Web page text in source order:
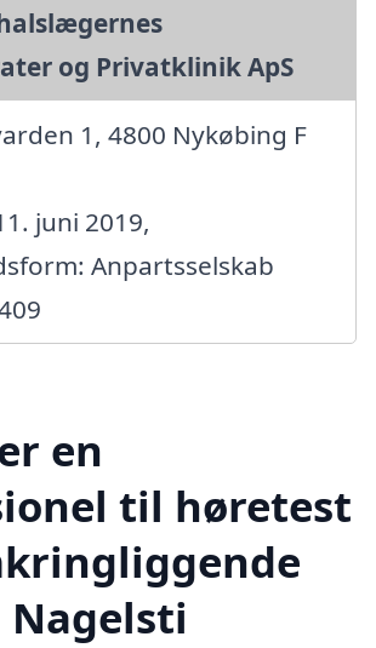
og Privatklinik ApS
1, 4800 Nykøbing F
juni 2019,
Anpartsselskab
en
til høretest